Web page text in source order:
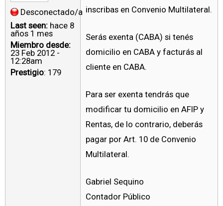
Desconectado/a
Last seen: hace 8
años 1 mes
Miembro desde:
23 Feb 2012 -
12:28am
Prestigio: 179
inscribas en Convenio Multilateral.
Serás exenta (CABA) si tenés
domicilio en CABA y facturás al
cliente en CABA.
Para ser exenta tendrás que
modificar tu domicilio en AFIP y
Rentas, de lo contrario, deberás
pagar por Art. 10 de Convenio
Multilateral.
Gabriel Sequino
Contador Público